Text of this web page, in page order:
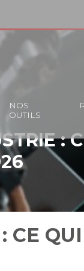
NOS
OUTILS
:
CE